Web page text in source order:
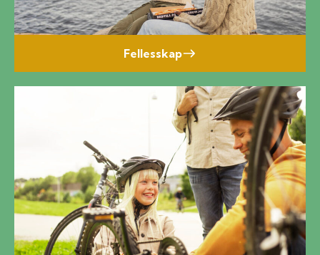
Fellesskap